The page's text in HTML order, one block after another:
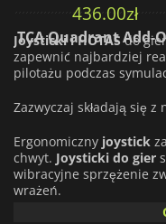
436.00zł
Joysticki i HOTASdo
zapewnić najbardziej
pilotażu podczas
Zazwyczaj składają się
Ergonomiczny joystick
chwyt. Joysticki do gier
wibracyjne sprzężenie
wrażeń.